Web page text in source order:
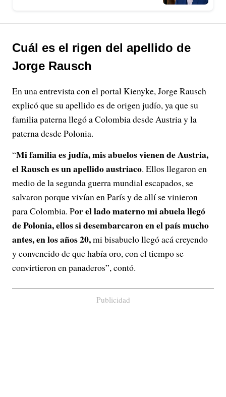
Cuál es el rigen del apellido de
Jorge Rausch
En una entrevista con el portal Kienyke, Jorge Rausch
explicó que su apellido es de origen judío, ya que su
familia paterna llegó a Colombia desde Austria y la
paterna desde Polonia.
“Mi familia es judía, mis abuelos vienen de Austria,
el Rausch es un apellido austriaco. Ellos llegaron en
medio de la segunda guerra mundial escapados, se
salvaron porque vivían en París y de allí se vinieron
para Colombia. Por el lado materno mi abuela llegó
de Polonia, ellos si desembarcaron en el país mucho
antes, en los años 20,mi bisabuelo llegó acá creyendo
y convencido de que había oro, con el tiempo se
convirtieron en panaderos”, contó.
Publicidad